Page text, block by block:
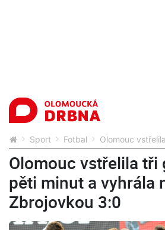
Sport Fotbal Olomouc
Olomouc vstřelila tři
pěti minut a vyhrála
Zbrojovkou 3:0